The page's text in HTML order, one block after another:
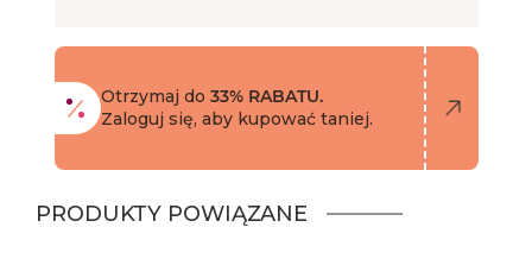
Otrzymaj do 33% RABATU.
Zaloguj się, aby kupować taniej.
PRODUKTY POWIĄZANE